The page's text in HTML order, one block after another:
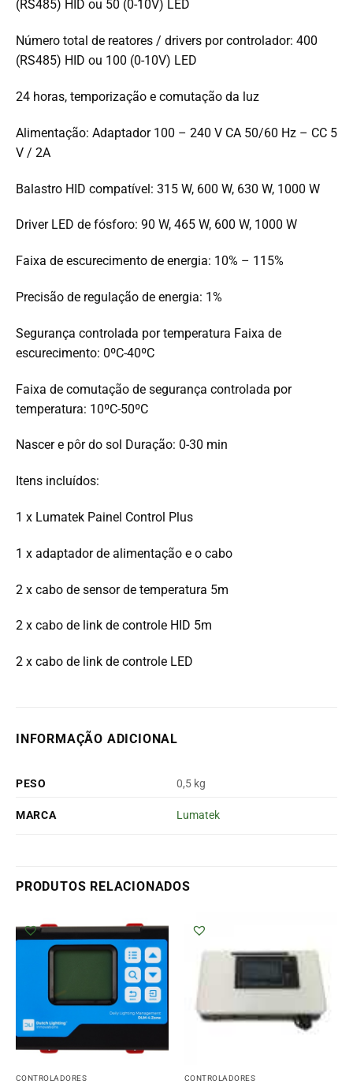
(RS485) HID ou 50 (0-10V) LED
Número total de reatores / drivers por controlador: 400
(RS485) HID ou 100 (0-10V) LED
24 horas, temporização e comutação da luz
Alimentação: Adaptador 100 – 240 V CA 50/60 Hz – CC 5
V / 2A
Balastro HID compatível: 315 W, 600 W, 630 W, 1000 W
Driver LED de fósforo: 90 W, 465 W, 600 W, 1000 W
Faixa de escurecimento de energia: 10% – 115%
Precisão de regulação de energia: 1%
Segurança controlada por temperatura Faixa de
escurecimento: 0ºC-40ºC
Faixa de comutação de segurança controlada por
temperatura: 10ºC-50ºC
Nascer e pôr do sol Duração: 0-30 min
Itens incluídos:
1 x Lumatek Painel Control Plus
1 x adaptador de alimentação e o cabo
2 x cabo de sensor de temperatura 5m
2 x cabo de link de controle HID 5m
2 x cabo de link de controle LED
INFORMAÇÃO ADICIONAL
PESO 0,5 kg
MARCA Lumatek
PRODUTOS RELACIONADOS
CONTROLADORES CONTROLADORES